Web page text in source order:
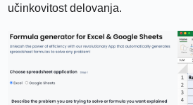
učinkovitost delovanja.